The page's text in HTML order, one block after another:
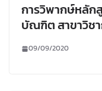
การวิพากษ์หลัก
บัณฑิต สาขาวิช
09/09/2020